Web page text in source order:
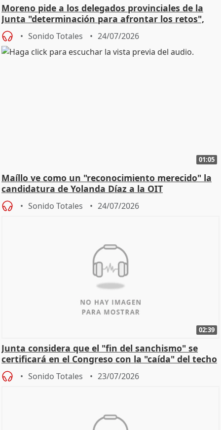
Moreno pide a los delegados provinciales de la
Junta "determinación para afrontar los retos",
diálog
Sonido Totales 24/07/2026
01:05
Maíllo ve como un "reconocimiento merecido" la
candidatura de Yolanda Díaz a la OIT
Sonido Totales 24/07/2026
02:39
Junta considera que el "fin del sanchismo" se
certificará en el Congreso con la "caída" del techo
de
Sonido Totales 23/07/2026